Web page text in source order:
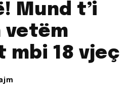
Mund t’i
vetëm
mbi 18 vjeç